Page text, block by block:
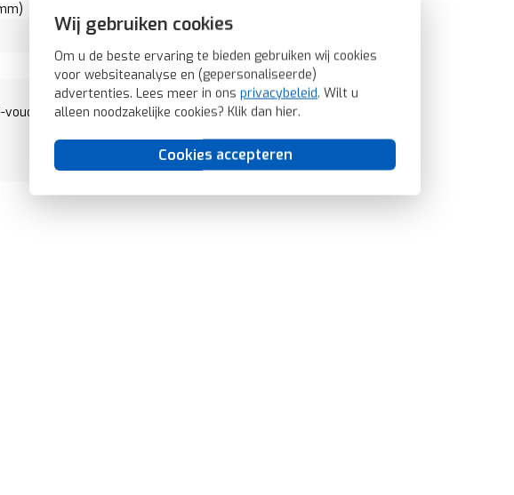
Wij gebruiken cookies
Om u de beste ervaring te bieden gebruiken wij cookies
voor websiteanalyse en (gepersonaliseerde)
advertenties. Lees meer in ons privacybeleid. Wilt u
alleen noodzakelijke cookies? Klik dan hier.
Cookies accepteren
S1/B3/B7 wit glans (14078989)